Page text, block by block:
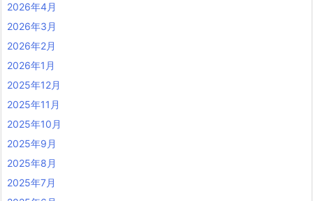
2026年4月
2026年3月
2026年2月
2026年1月
2025年12月
2025年11月
2025年10月
2025年9月
2025年8月
2025年7月